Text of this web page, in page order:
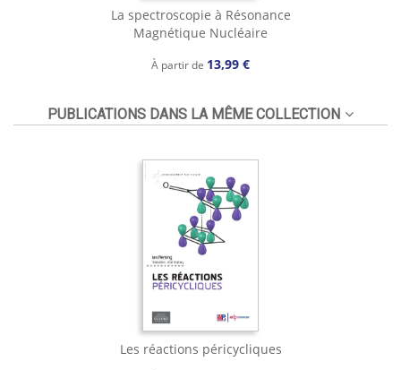
La spectroscopie à Résonance
Magnétique Nucléaire
À partir de 13,99 €
PUBLICATIONS DANS LA MÊME COLLECTION
Les réactions péricycliques